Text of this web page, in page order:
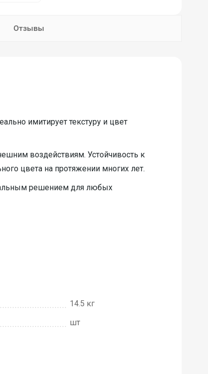
Отзывы
имитирует текстуру и цвет
воздействиям. Устойчивость к
цвета на протяжении многих лет.
решением для любых
14.5 кг
шт